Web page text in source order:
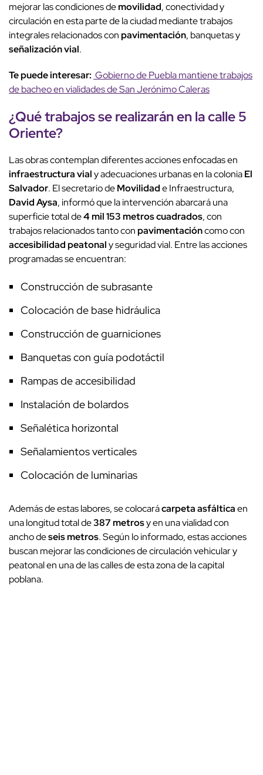
mejorar las condiciones demovilidad, conectividad y
circulación en esta parte de la ciudad mediante trabajos
integrales relacionados conpavimentación, banquetas y
señalización vial.
Te puede interesar: Gobierno de Puebla mantiene trabajos
de bacheo en vialidades de San Jerónimo Caleras
¿Qué trabajos se realizarán en lacalle 5
Oriente?
Las obras contemplan diferentes acciones enfocadas en
infraestructura vialy adecuaciones urbanas en la coloniaEl
Salvador. El secretario deMovilidade Infraestructura,
David Aysa, informó que la intervención abarcará una
superficie total de4 mil 153 metros cuadrados, con
trabajos relacionados tanto conpavimentacióncomo con
accesibilidad peatonaly seguridad vial. Entre las acciones
programadas se encuentran:
Construcción de subrasante
Colocación de base hidráulica
Construcción de guarniciones
Banquetas con guía podotáctil
Rampas de accesibilidad
Instalación de bolardos
Señalética horizontal
Señalamientos verticales
Colocación de luminarias
Además de estas labores, se colocarácarpeta asfálticaen
una longitud total de387 metrosy en una vialidad con
ancho deseis metros. Según lo informado, estas acciones
buscan mejorar las condiciones de circulación vehicular y
peatonal en una de las calles de esta zona de la capital
poblana.